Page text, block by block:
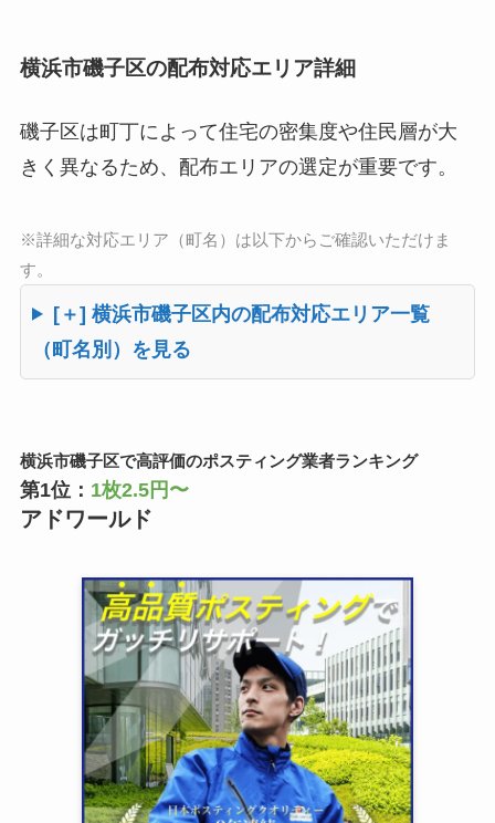
横浜市磯子区の配布対応エリア詳細
磯子区は町丁によって住宅の密集度や住民層が大
きく異なるため、配布エリアの選定が重要です。
※詳細な対応エリア（町名）は以下からご確認いただけま
す。
[＋] 横浜市磯子区内の配布対応エリア一覧
（町名別）を見る
横浜市磯子区で高評価のポスティング業者ランキング
第1位： 1枚2.5円〜
アドワールド